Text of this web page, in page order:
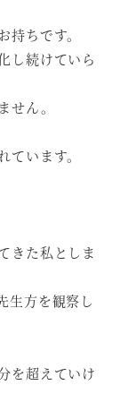
ちです。
し続けていら
せん。
います。
きた私としま
生方を観察し
を超えていけ